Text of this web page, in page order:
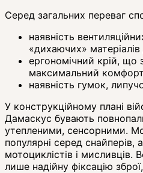
Серед загальних переваг
наявність
«дихаючих»
ергономічний крій, що
максимальний комфорт
наявність гумок,
У конструкційному плані
Дамаскус бувають
утепленими, сенсорними.
популярні серед снайперів,
мотоциклістів і мисливців.
лише надійну фіксацію